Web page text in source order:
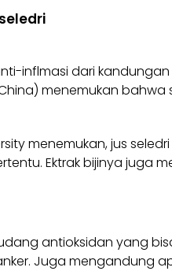
inflmasi dari
menemukan bahwa
menemukan, jus
Ektrak bijinya juga
antioksidan yang
Juga mengandung